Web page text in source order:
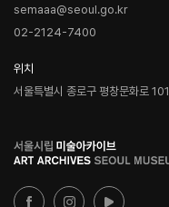
semaaa@seoul.go.kr
02-2124-7400
위치
서울특별시 종로구 평창문화로 101
로
고